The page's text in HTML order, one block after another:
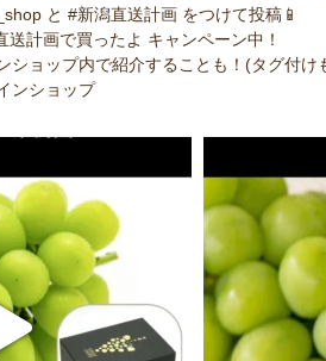
と #新潟直送計画 をつけて投稿📱
送計画で買ったよ キャンペーン中！
ショップ内で紹介することも！(タグ付け
ンショップ